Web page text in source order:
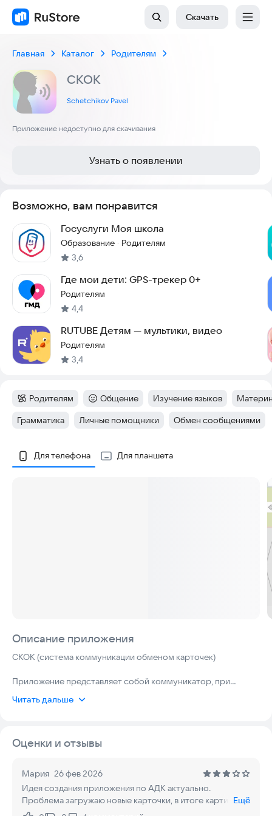
Скачать
Главная Каталог Родителям
СКОК
Schetchikov Pavel
Приложение недоступно для скачивания
Узнать о появлении
Возможно, вам понравится
Госуслуги Моя школа
Образование · Родителям
3,6
Где мои дети: GPS-трекер 0+
Родителям
4,4
RUTUBE Детям — мультики, видео
Родителям
3,4
Категория:
Родителям Категория:
Общение Тег:
Изучение языков Тег:
Тег:
Грамматика Тег:
Личные помощники Тег:
Обмен сообщениями
Скриншоты
Для телефона Для планшета
Описание приложения
СКОК (система коммуникации обменом карточек)
Приложение представляет собой коммуникатор, при
действия, свойства, путем выбора соответствующей
людям, испытывающим сложности в произношении, при
таких нарушениях как: РАС (расстройство аутистического
спектра или аутизм), алалия, афазия и т.п.
Читать дальше
Оценки и отзывы
Мария 26 фев 2026
Идея создания приложения по АДК актуально.
Проблема загружаю новые карточки, в итоге картинки
Ещё